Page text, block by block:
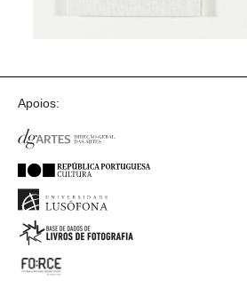
Apoios: